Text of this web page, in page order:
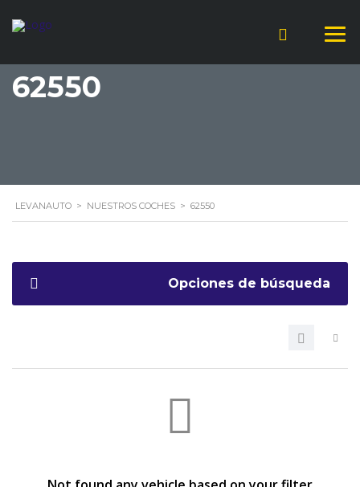
62550
LEVANAUTO > NUESTROS COCHES > 62550
Opciones de búsqueda